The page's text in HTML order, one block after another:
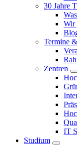
30 Jahre
Wir
Termine
Zentren
IT
Studium